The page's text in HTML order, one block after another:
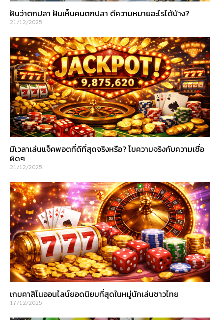
ฝันว่าตกปลา ฝันเห็นคนตกปลา ตีความหมายอะไรได้บ้าง?
21/12/2025
มีเวลาเล่นแจ็คพอตที่ดีที่สุดจริงหรือ? ไขความจริงกับความเชื่อ
ผิดๆ
21/12/2025
เกมคาสิโนออนไลน์ยอดนิยมที่สุดในหมู่นักเล่นชาวไทย
17/12/2025